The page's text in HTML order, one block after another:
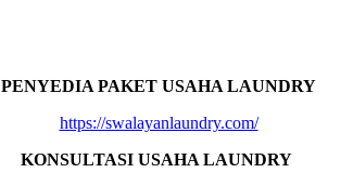
PENYEDIA PAKET USAHA LAUNDRY
https://swalayanlaundry.com/
KONSULTASI USAHA LAUNDRY